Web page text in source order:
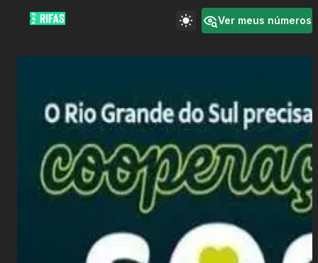
Ver meus números